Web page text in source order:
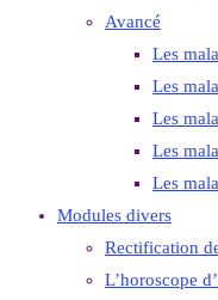
Avancé
Les
Les
Les
Les
Les
Modules divers
Rectification
L’horoscope